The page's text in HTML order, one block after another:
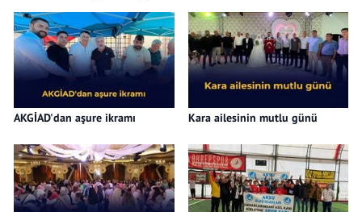
AKGİAD'dan aşure ikramı Kara ailesinin mutlu günü